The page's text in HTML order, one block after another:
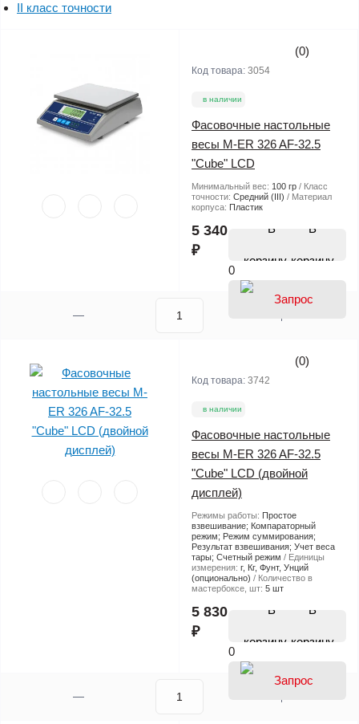
II класс точности
(0)
Код товара: 3054
в наличии
Фасовочные настольные
весы M-ER 326 AF-32.5
"Cube" LCD
Минимальный вес: 100 гр
Класс
точности: Средний (III)
Материал
корпуса: Пластик
5 340
₽
В
корзину
0
(0)
Код товара: 3742
в наличии
Фасовочные настольные
весы M-ER 326 AF-32.5
"Cube" LCD (двойной
дисплей)
Режимы работы: Простое
взвешивание; Компараторный
режим; Режим суммирования;
Результат взвешивания; Учет веса
тары; Счетный режим
Единицы
измерения: г, Кг, Фунт, Унций
(опционально)
Количество в
мастербоксе, шт: 5 шт
5 830
₽
В
корзину
0